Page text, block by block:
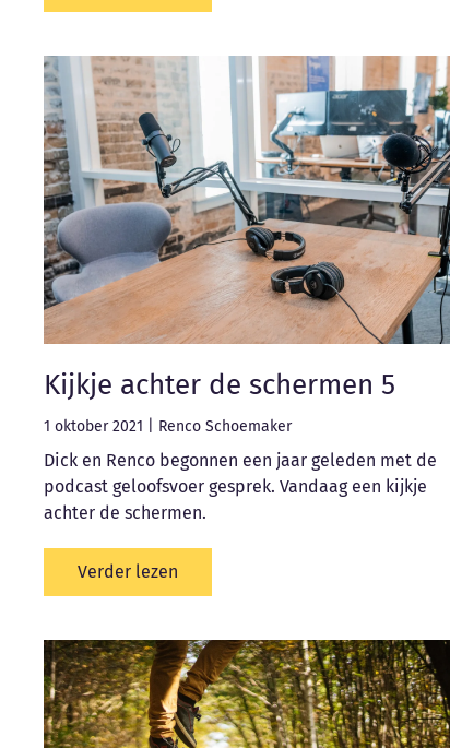
Kijkje achter de schermen 5
1 oktober 2021 Renco Schoemaker
Dick en Renco begonnen een jaar geleden met de
podcast geloofsvoer gesprek. Vandaag een kijkje
achter de schermen.
Verder lezen